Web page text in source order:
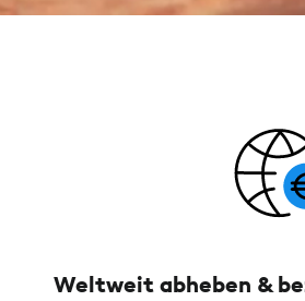
Weltweit abheben &